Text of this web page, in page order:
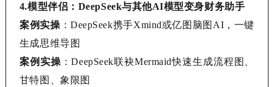
4.模型伴侣： DeepSeek与其他AI模型变身财务助手
案例实操 ：DeepSeek携手Xmind或亿图脑图AI，一键
生成思维导图
案例实操 ：DeepSeek联袂Mermaid快速生成流程图、
甘特图、象限图